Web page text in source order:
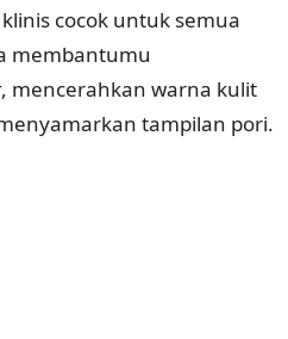
cocok untuk semua
membantumu
, mencerahkan warna kulit
tampilan pori.